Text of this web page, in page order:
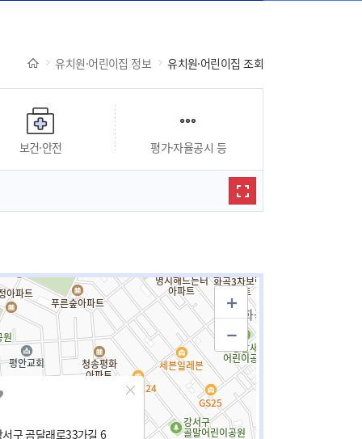
유치원·어린이집 정보 유치원·어린이집 조회
보건·안전 평가·자율공시 등
구 곰달래로33가길 6